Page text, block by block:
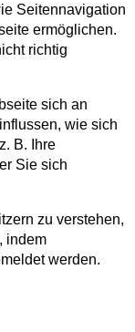
Seitennavigation
ermöglichen.
richtig
sich an
wie sich
B. Ihre
Sie sich
zu verstehen,
indem
werden.